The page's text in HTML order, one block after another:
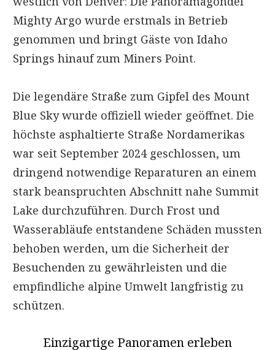
Mighty Argo wurde erstmals in Betrieb
genommen und bringt Gäste von Idaho
Springs hinauf zum Miners Point.
Die legendäre Straße zum Gipfel des Mount
Blue Sky wurde offiziell wieder geöffnet. Die
höchste asphaltierte Straße Nordamerikas
war seit September 2024 geschlossen, um
dringend notwendige Reparaturen an einem
stark beanspruchten Abschnitt nahe Summit
Lake durchzuführen. Durch Frost und
Wasserabläufe entstandene Schäden mussten
behoben werden, um die Sicherheit der
Besuchenden zu gewährleisten und die
empfindliche alpine Umwelt langfristig zu
schützen.
Einzigartige Panoramen erleben